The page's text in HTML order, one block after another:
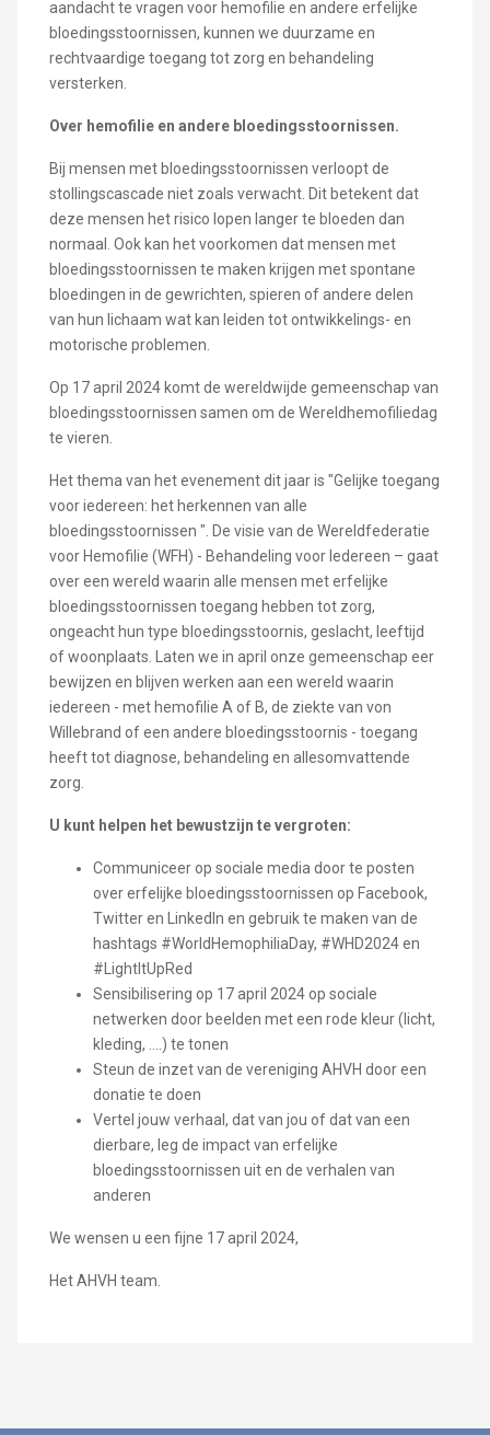
aandacht te vragen voor hemofilie en andere erfelijke
bloedingsstoornissen, kunnen we duurzame en
rechtvaardige toegang tot zorg en behandeling
versterken.
Over hemofilie en andere bloedingsstoornissen.
Bij mensen met bloedingsstoornissen verloopt de
stollingscascade niet zoals verwacht. Dit betekent dat
deze mensen het risico lopen langer te bloeden dan
normaal. Ook kan het voorkomen dat mensen met
bloedingsstoornissen te maken krijgen met spontane
bloedingen in de gewrichten, spieren of andere delen
van hun lichaam wat kan leiden tot ontwikkelings- en
motorische problemen.
Op 17 april 2024 komt de wereldwijde gemeenschap van
bloedingsstoornissen samen om de Wereldhemofiliedag
te vieren.
Het thema van het evenement dit jaar is "Gelijke toegang
voor iedereen: het herkennen van alle
bloedingsstoornissen ". De visie van de Wereldfederatie
voor Hemofilie (WFH) - Behandeling voor Iedereen – gaat
over een wereld waarin alle mensen met erfelijke
bloedingsstoornissen toegang hebben tot zorg,
ongeacht hun type bloedingsstoornis, geslacht, leeftijd
of woonplaats. Laten we in april onze gemeenschap eer
bewijzen en blijven werken aan een wereld waarin
iedereen - met hemofilie A of B, de ziekte van von
Willebrand of een andere bloedingsstoornis - toegang
heeft tot diagnose, behandeling en allesomvattende
zorg.
U kunt helpen het bewustzijn te vergroten:
Communiceer op sociale media door te posten
over erfelijke bloedingsstoornissen op Facebook,
Twitter en LinkedIn en gebruik te maken van de
hashtags #WorldHemophiliaDay, #WHD2024 en
#LightItUpRed
Sensibilisering op 17 april 2024 op sociale
netwerken door beelden met een rode kleur (licht,
kleding, ....) te tonen
Steun de inzet van de vereniging AHVH door een
donatie te doen
Vertel jouw verhaal, dat van jou of dat van een
dierbare, leg de impact van erfelijke
bloedingsstoornissen uit en de verhalen van
anderen
We wensen u een fijne 17 april 2024,
Het AHVH team.